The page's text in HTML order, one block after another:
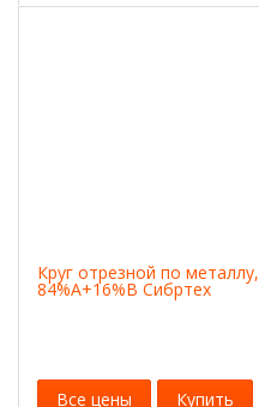
Круг отрезной по
84%A+16%B Сибртех
Все цены Купить